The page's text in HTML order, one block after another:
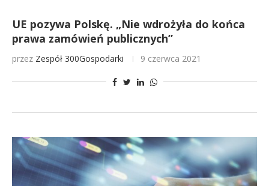
UE pozywa Polskę. „Nie wdrożyła do końca
prawa zamówień publicznych”
przez Zespół 300Gospodarki 9 czerwca 2021